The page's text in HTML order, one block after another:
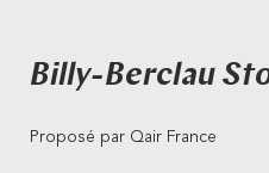
Billy-Berclau
Proposé par Qair France